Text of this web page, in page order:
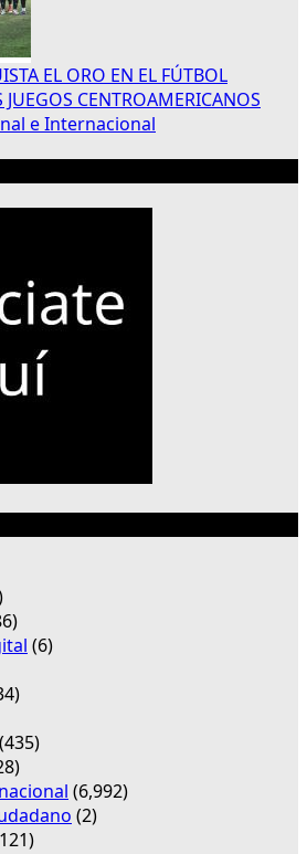
EL ORO EN EL FÚTBOL
CENTROAMERICANOS
e Internacional
(6)
(435)
(6,992)
(2)